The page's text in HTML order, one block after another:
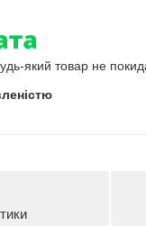
який товар не